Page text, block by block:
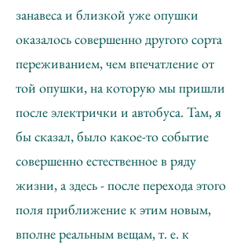
занавеса и близкой уже опушки
оказалось совершенно другого сорта
переживанием, чем впечатление от
той опушки, на которую мы пришли
после электрички и автобуса. Там, я
бы сказал, было какое-то событие
совершенно естественное в ряду
жизни, а здесь - после перехода этого
поля приближение к этим новым,
вполне реальным вещам, т. е. к